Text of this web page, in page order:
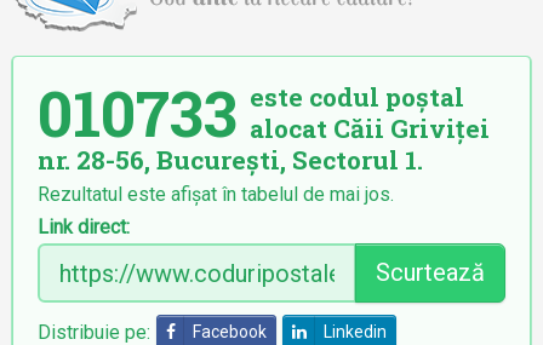
010733 este codul poștal
alocat Căii Griviței
nr. 28-56, București, Sectorul 1.
Rezultatul este afișat în tabelul de mai jos.
Link direct:
Scurtează
Distribuie pe: Facebook Linkedin